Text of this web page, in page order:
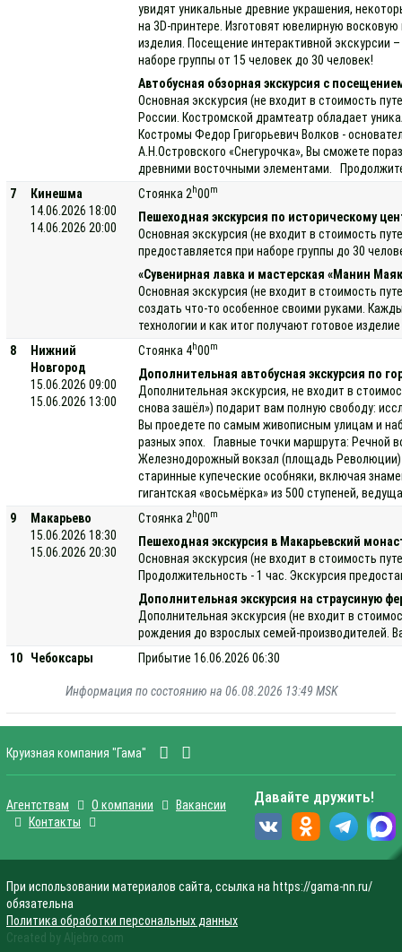
увидят уникальные древние украшения,
на 3D-принтере. Изготовят ювелирную
изделия. Посещение интерактивной экскурсии
наборе группы от 15 человек до 30 человек!
Автобусная обзорная экскурсия с
Основная экскурсия (не входит в стоимость
России. Костромской драмтеатр обладает
Костромы Федор Григорьевич Волков -
А.Н.Островского «Снегурочка», Вы сможете
древними восточными элементами.
7
Кинешма
14.06.2026 18:00
14.06.2026 20:00
Стоянка 2 h00m
Пешеходная экскурсия по историческому
Основная экскурсия (не входит в стоимость
предоставляется при наборе группы до 30
«Сувенирная лавка и мастерская «Манин
Основная экскурсия (не входит в стоимость
создать что-то особенное своими руками.
технологии и как итог получают готовое
8
Нижний
Новгород
15.06.2026 09:00
15.06.2026 13:00
Стоянка 4h00m
Дополнительная автобусная экскурсия по
Дополнительная экскурсия, не входит в
снова зашёл») подарит вам полную свободу:
Вы проедете по самым живописным улицам и
разных эпох. Главные точки маршрута: Речной
Железнодорожный вокзал (площадь Революции)
старинные купеческие особняки, включая
гигантская «восьмёрка» из 500 ступеней,
9
Макарьево
15.06.2026 18:30
15.06.2026 20:30
Стоянка 2 h00m
Пешеходная экскурсия в Макарьевский
Основная экскурсия (не входит в стоимость
Продолжительность - 1 час. Экскурсия
Дополнительная экскурсия на страусиную
Дополнительная экскурсия (не входит в
рождения до взрослых семей-производителей.
10
Чебоксары Прибытие 16.06.2026 06:30
Информация по состоянию на 06.08.2026 13:49 MSK
Круизная компания "Гама"
Агентствам О компании
Вакансии
Контакты
Давайте дружить!
При использовании материалов сайта, ссылка на https://gama-nn.ru/
обязательна
Политика обработки персональных данных
Created by Aljebro.com